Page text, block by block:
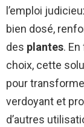
l’emploi
bien dosé,
des plantes.
choix, cette
pour
verdoyant et
d’autres